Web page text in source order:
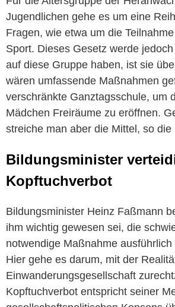
Jugendlichen gehe es um eine
Fragen, wie etwa um die
Sport. Dieses Gesetz werde
auf diese Gruppe haben, ist sie
wären umfassende Maßnahmen
verschränkte Ganztagsschule, um
Mädchen Freiräume zu eröffnen.
streiche man aber die Mittel, so die
Bildungsminister
Kopftuchverbot
Bildungsminister Heinz Faßmann
ihm wichtig gewesen sei, die
notwendige Maßnahme
Hier gehe es darum, mit der
Einwanderungsgesellschaft
Kopftuchverbot entspricht seiner